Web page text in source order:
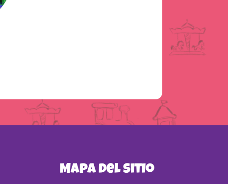
Mapa del sitio